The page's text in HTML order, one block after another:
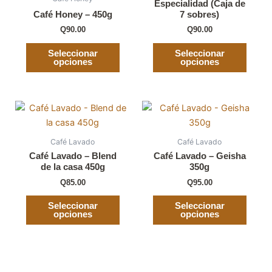
Café Honey – 450g
Q90.00
Seleccionar
opciones
en
la
página
de
producto
Especialidad (Caja de
7 sobres)
Q90.00
Seleccionar
opciones
en
la
página
de
producto
Café Lavado
Café Lavado – Blend
de la casa 450g
Q85.00
Seleccionar
opciones
Este
producto
tiene
múltiples
variantes.
Las
opciones
se
pueden
Café Lavado
Café Lavado – Geisha
350g
Q95.00
Seleccionar
opciones
Este
producto
tiene
múltiples
variantes.
Las
opciones
se
pueden